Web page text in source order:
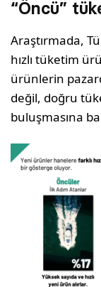
“Öncü”
Araştırmada,
hızlı tüketim
ürünlerin
değil, doğru
buluşmasına